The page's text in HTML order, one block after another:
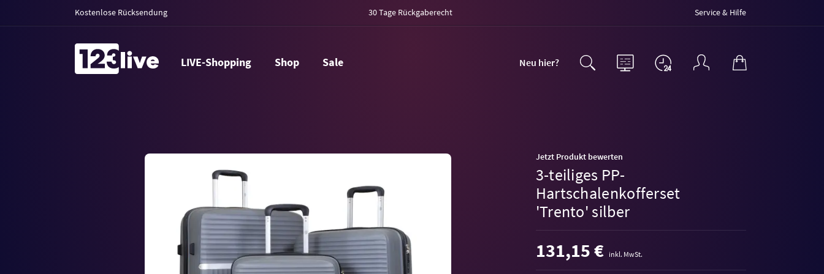
Kostenlose Rücksendung 30 Tage Rückgaberecht Service & Hilfe
LIVE-Shopping Shop Sale Neu hier?
Jetzt Produkt bewerten
3-teiliges PP-
Hartschalenkofferset
'Trento' silber
131,15 € inkl. MwSt.